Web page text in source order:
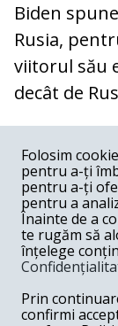
Biden
Rusia,
viitorul său
decât de
COMENTARII
Nume
Email
Folosim
pentru a-ți
pentru a-ți
pentru a
Înainte de a
te rugăm să
înțelege
Prin
confirmi